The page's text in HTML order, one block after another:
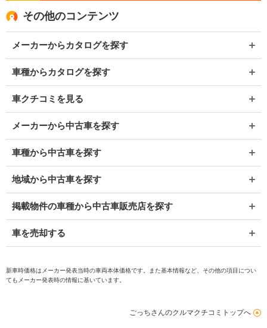
その他のコンテンツ
メーカーからカタログを探す
車種からカタログを探す
車クチコミを見る
メーカーから中古車を探す
車種から中古車を探す
地域から中古車を探す
掲載物件の車種から中古車販売店を探す
車を売却する
新車時価格はメーカー発表当時の車両本体価格です。また基本情報など、その他の項目につい
てもメーカー発表時の情報に基いています。
ごっちさんのクルマクチコミトップへ